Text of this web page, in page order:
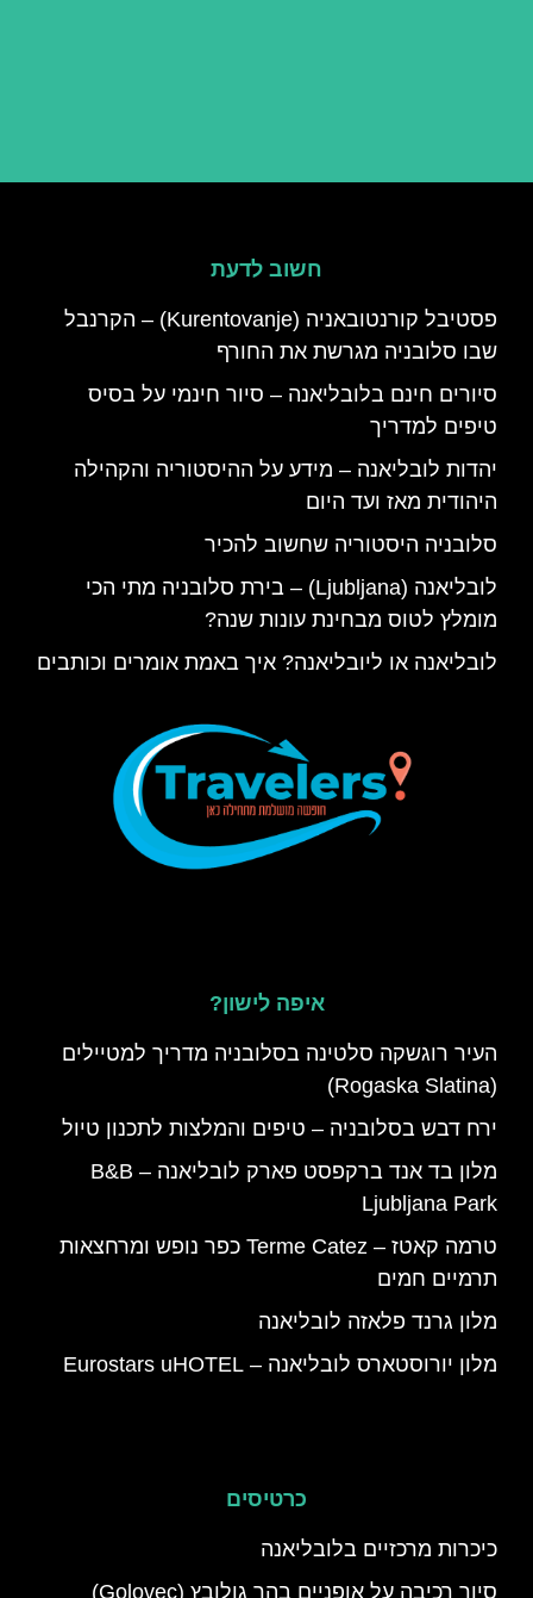
חשוב לדעת
פסטיבל קורנטובאניה (Kurentovanje) – הקרנבל
שבו סלובניה מגרשת את החורף
סיורים חינם בלובליאנה – סיור חינמי על בסיס
טיפים למדריך
יהדות לובליאנה – מידע על ההיסטוריה והקהילה
היהודית מאז ועד היום
סלובניה היסטוריה שחשוב להכיר
לובליאנה (Ljubljana) – בירת סלובניה מתי הכי
מומלץ לטוס מבחינת עונות שנה?
לובליאנה או ליובליאנה? איך באמת אומרים וכותבים
איפה לישון?
העיר רוגשקה סלטינה בסלובניה מדריך למטיילים
(Rogaska Slatina)
ירח דבש בסלובניה – טיפים והמלצות לתכנון טיול
מלון בד אנד ברקפסט פארק לובליאנה – B&B
Ljubljana Park
טרמה קאטז – Terme Catez כפר נופש ומרחצאות
תרמיים חמים
מלון גרנד פלאזה לובליאנה
מלון יורוסטארס לובליאנה – Eurostars uHOTEL
כרטיסים
כיכרות מרכזיים בלובליאנה
סיור רכיבה על אופניים בהר גולובץ (Golovec)